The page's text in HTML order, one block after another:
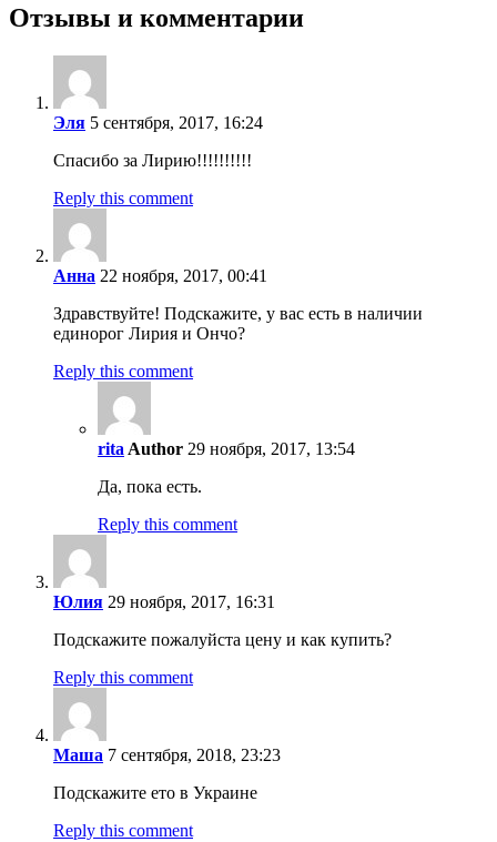
Отзывы и комментарии
Эля 5 сентября, 2017, 16:24
Спасибо за Лирию!!!!!!!!!!
Reply this comment
Анна 22 ноября, 2017, 00:41
Здравствуйте! Подскажите, у вас есть в наличии
единорог Лирия и Ончо?
Reply this comment
rita Author 29 ноября, 2017, 13:54
Да, пока есть.
Reply this comment
Юлия 29 ноября, 2017, 16:31
Подскажите пожалуйста цену и как купить?
Reply this comment
Маша 7 сентября, 2018, 23:23
Подскажите ето в Украине
Reply this comment